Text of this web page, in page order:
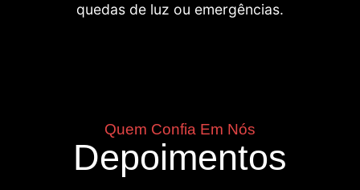
quedas de luz ou emergências.
Quem Confia Em Nós
Depoimentos